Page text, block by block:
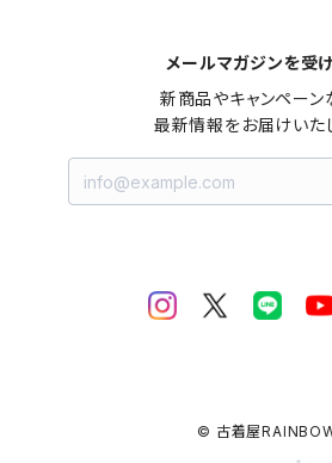
メールマガジンを受
新商品やキャンペーン
最新情報をお届けいた
© 古着屋